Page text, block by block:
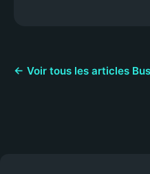
← Voir tous les articles